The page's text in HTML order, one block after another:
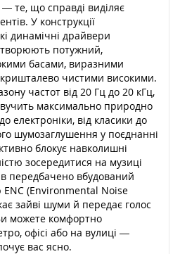
— те, що справді виділяє
У конструкції
динамічні драйвери
потужний,
басами, виразними
чистими високими.
частот від 20 Гц до 20 кГц,
максимально природно
електроніки, від класики до
шумозаглушення у поєднанні
блокує навколишні
зосередитися на музиці
передбачено вбудований
ENC (Environmental Noise
зайві шуми й передає голос
можете комфортно
офісі або на вулиці —
вас ясно.